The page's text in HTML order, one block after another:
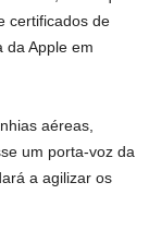
certificados de
da Apple em
aéreas,
um porta-voz da
a agilizar os